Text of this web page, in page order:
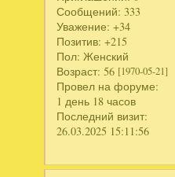
Сообщений: 333
Уважение: +34
Позитив: +215
Пол: Женский
Возраст: 56 [1970-05-21]
Провел на форуме:
1 день 18 часов
Последний визит:
26.03.2025 15:11:56